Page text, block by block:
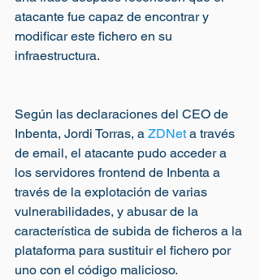
atacante fue capaz de encontrar y
modificar este fichero en su
infraestructura.
Según las declaraciones del CEO de
Inbenta, Jordi Torras, a ZDNet a través
de email, el atacante pudo acceder a
los servidores frontend de Inbenta a
través de la explotación de varias
vulnerabilidades, y abusar de la
característica de subida de ficheros a la
plataforma para sustituir el fichero por
uno con el código malicioso.